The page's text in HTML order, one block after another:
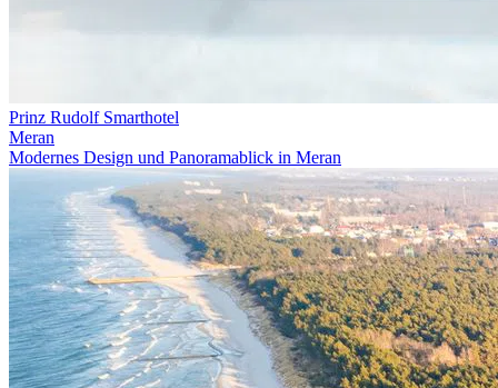
Prinz Rudolf Smarthotel
Meran
Modernes Design und Panoramablick in Meran